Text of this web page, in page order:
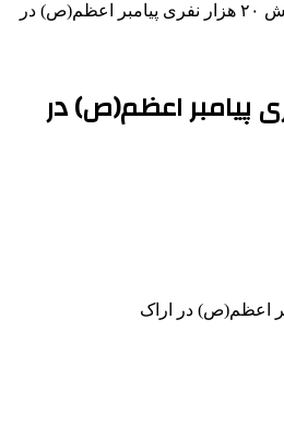
رزمایش ۲۰ هزار نفری پیامبر اعظم(ص) در
نفری پیامبر اعظم(ص) در